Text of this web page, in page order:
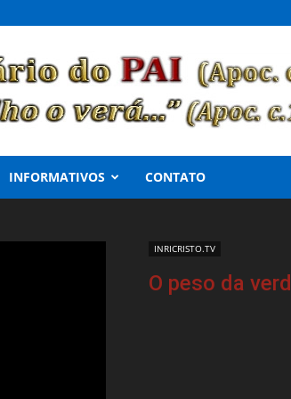
INFORMATIVOS CONTATO
INRICRISTO.TV
O peso da